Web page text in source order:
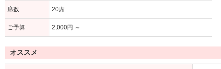
席数 20席
ご予算 2,000円 ～
オススメ